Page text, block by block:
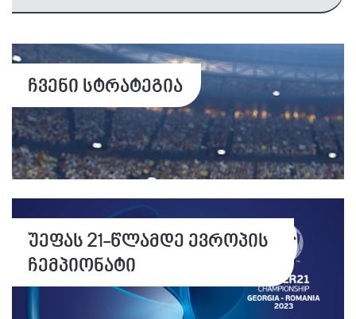
ჩვენი სტრატეგია
უეფას 21-წლამდე ევროპის
ჩემპიონატი